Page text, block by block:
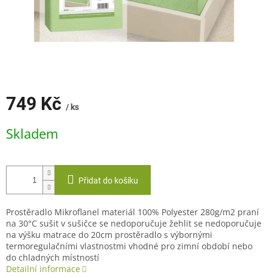
749 Kč / ks
cena:
Skladem
Přidat do košíku
Prostěradlo Mikroflanel materiál 100% Polyester 280g/m2 praní
na 30°C sušit v sušičce se nedoporučuje žehlit se nedoporučuje
na výšku matrace do 20cm prostěradlo s výbornými
termoregulačními vlastnostmi vhodné pro zimní období nebo
do chladných místností
Detailní informace